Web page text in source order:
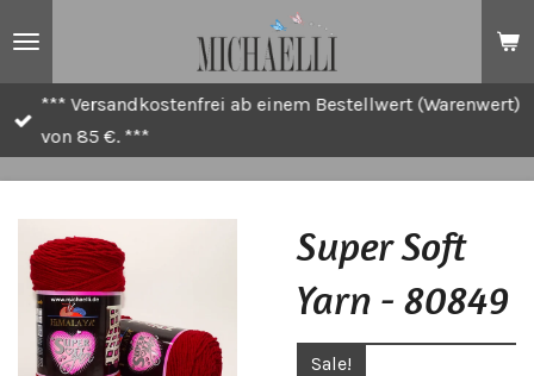
*** Versandkostenfrei ab einem Bestellwert (Warenwert)
von 85 €. ***
Super Soft
Yarn - 80849
Sale!